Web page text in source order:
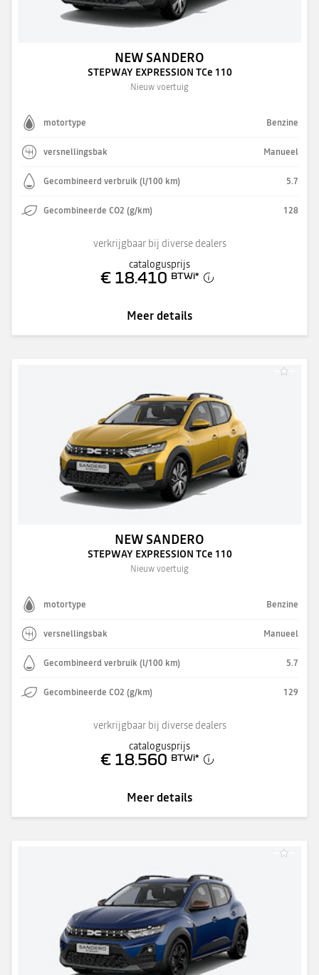
NEW SANDERO
STEPWAY EXPRESSION TCe 110
Nieuw voertuig
motortype Benzine
versnellingsbak Manueel
Gecombineerd verbruik (l/100 km) 5.7
Gecombineerde CO2 (g/km) 128
verkrijgbaar bij diverse dealers
catalogusprijs
€ 18.410 BTWi*
Meer details
NEW SANDERO
STEPWAY EXPRESSION TCe 110
Nieuw voertuig
motortype Benzine
versnellingsbak Manueel
Gecombineerd verbruik (l/100 km) 5.7
Gecombineerde CO2 (g/km) 129
verkrijgbaar bij diverse dealers
catalogusprijs
€ 18.560 BTWi*
Meer details